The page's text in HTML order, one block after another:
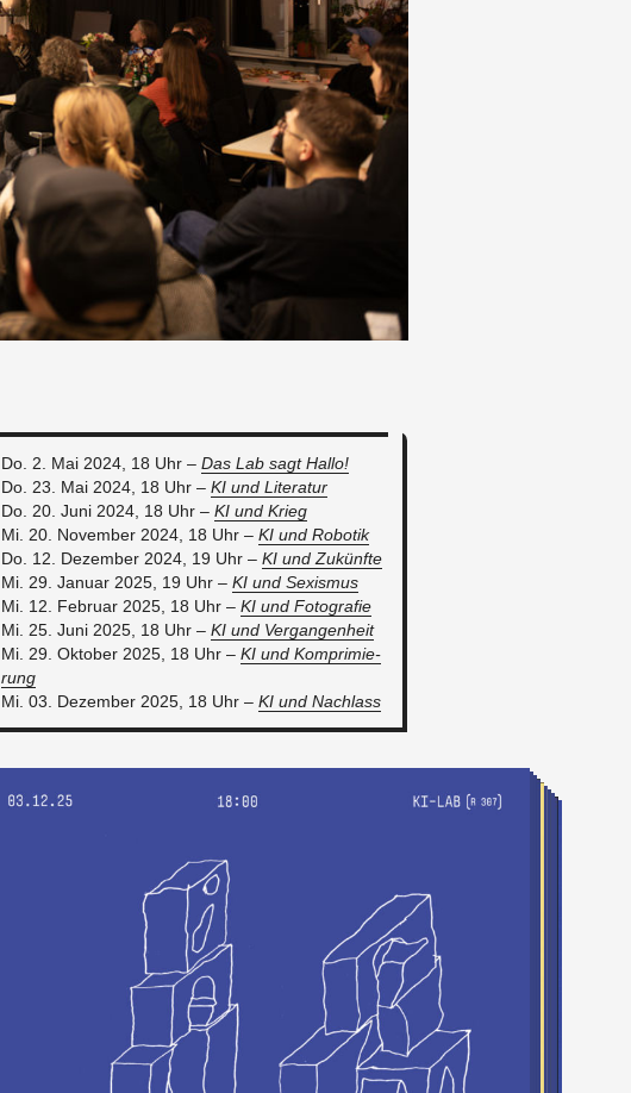
Do. 2. Mai 2024, 18 Uhr – Das Lab sagt Hallo!
Do. 23. Mai 2024, 18 Uhr – KI und Li­te­ra­tur
Do. 20. Juni 2024, 18 Uhr – KI und Krieg
Mi. 20. No­vem­ber 2024, 18 Uhr – KI und Ro­bo­tik
Do. 12. De­zem­ber 2024, 19 Uhr – KI und Zu­künf­te
Mi. 29. Ja­nu­ar 2025, 19 Uhr – KI und Se­xis­mus
Mi. 12. Fe­bru­ar 2025, 18 Uhr – KI und Fo­to­gra­fie
Mi. 25. Juni 2025, 18 Uhr – KI und Ver­gan­gen­heit
Mi. 29. Ok­to­ber 2025, 18 Uhr – KI und Kom­pri­mie­
rung
Mi. 03. De­zem­ber 2025, 18 Uhr – KI und Nach­lass